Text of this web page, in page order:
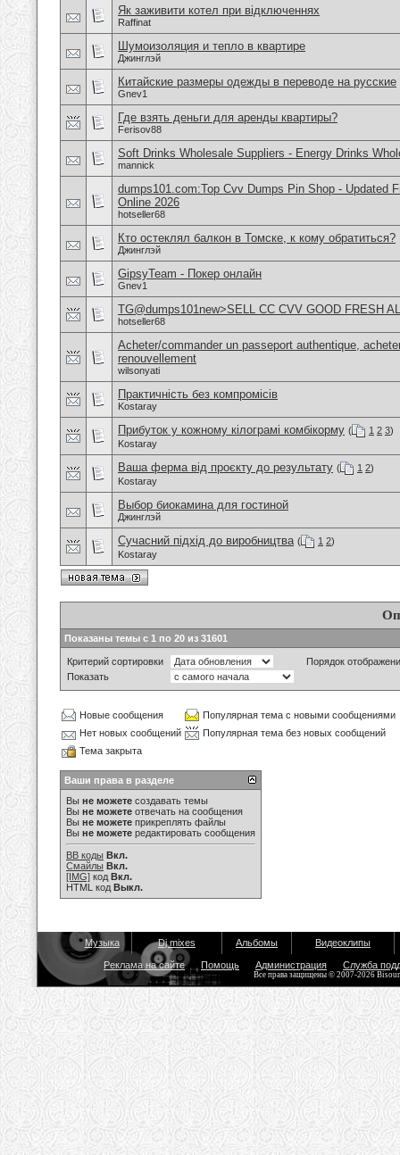
Як заживити котел при відключеннях
Raffinat
Шумоизоляция и тепло в квартире
Джинглэй
Китайские размеры одежды в переводе на русские
Gnev1
Где взять деньги для аренды квартиры?
Ferisov88
Soft Drinks Wholesale Suppliers - Energy Drinks
mannick
dumps101.com:Top Cvv Dumps Pin Shop - Updated
Online 2026
hotseller68
Кто остеклял балкон в Томске, к кому обратиться?
Джинглэй
GipsyTeam - Покер онлайн
Gnev1
TG@dumps101new>SELL CC CVV GOOD FRESH
hotseller68
Acheter/commander un passeport authentique,
renouvellement
wilsonyati
Практичність без компромісів
Kostaray
Прибуток у кожному кілограмі комбікорму ( 1 2 3)
Kostaray
Ваша ферма від проєкту до результату ( 1 2)
Kostaray
Выбор биокамина для гостиной
Джинглэй
Сучасний підхід до виробництва ( 1 2)
Kostaray
Показаны темы с 1 по 20 из 31601
Критерий сортировки
Порядок
Показать
Новые сообщения
Популярная тема с новыми сообщениями
Нет новых сообщений
Популярная тема без новых сообщений
Тема закрыта
Ваши права в разделе
Вы не можете создавать темы
Вы не можете отвечать на сообщения
Вы не можете прикреплять файлы
Вы не можете редактировать сообщения
BB коды Вкл.
Смайлы Вкл.
[IMG] код Вкл.
HTML код Выкл.
Музыка Dj mixes Альбомы Видеоклипы
Реклама на сайте Помощь Администрация Служба
Все права защищены © 2007-2026